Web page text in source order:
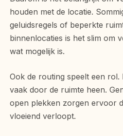
houden met de locatie.
geluidsregels of beperkte
binnenlocaties is het slim om
wat mogelijk is.
Ook de routing speelt een rol.
vaak door de ruimte heen.
open plekken zorgen ervoor
vloeiend verloopt.